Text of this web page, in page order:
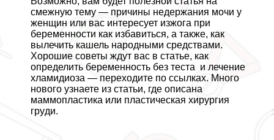
смежную тему — причины недержания мочи у
женщин или вас интересует изжога при
беременности как избавиться, а также, как
вылечить кашель народными средствами.
Хорошие советы ждут вас в статье, как
определить беременность без теста и лечение
xлaмидиоза — переходите по ссылках. Много
нового узнаете из статьи, где описана
маммопластика или пластическая хирургия
гpyди.